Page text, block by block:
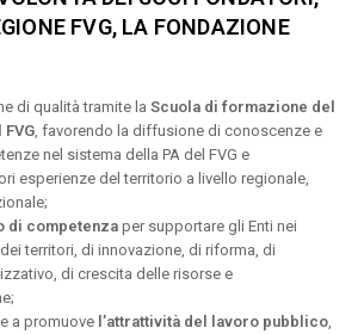
FVG, LA FONDAZIONE
di qualità tramite laScuola di formazione del
, favorendo la diffusione di conoscenze e
nel sistema della PA del FVG e
esperienze del territorio a livello regionale,
di competenza per supportare gli Enti nei
territori, di innovazione, di riforma, di
di crescita delle risorse e
a promuove l’attrattività del lavoro pubblico